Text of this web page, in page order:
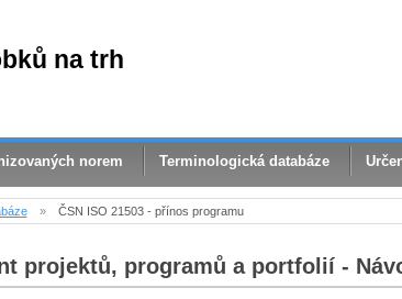
na trh
norem Terminologická databáze
» ČSN ISO 21503 - přínos programu
projektů, programů a portfolií -